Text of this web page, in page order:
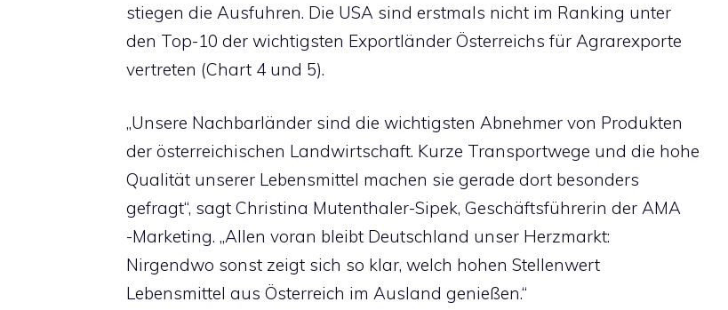
stiegen die Ausfuhren. Die USA sind erstmals nicht im Ranking unter
den Top-10 der wichtigsten Exportländer Österreichs für Agrarexporte
vertreten (Chart 4 und 5).
„Unsere Nachbarländer sind die wichtigsten Abnehmer von Produkten
der österreichischen Landwirtschaft. Kurze Transportwege und die hohe
Qualität unserer Lebensmittel machen sie gerade dort besonders
gefragt“, sagt Christina Mutenthaler-Sipek, Geschäftsführerin der AMA
-Marketing. „Allen voran bleibt Deutschland unser Herzmarkt:
Nirgendwo sonst zeigt sich so klar, welch hohen Stellenwert
Lebensmittel aus Österreich im Ausland genießen.“